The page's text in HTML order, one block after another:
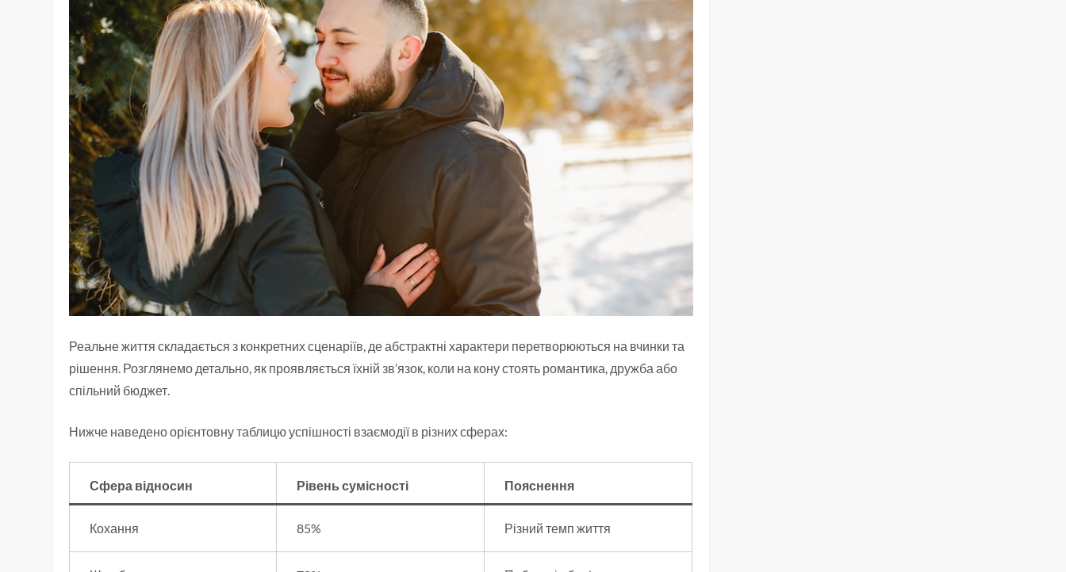
Реальне життя складається з конкретних сценаріїв, де абстрактні характери перетворюються на вчинки та
рішення. Розглянемо детально, як проявляється їхній зв’язок, коли на кону стоять романтика, дружба або
спільний бюджет.
Нижче наведено орієнтовну таблицю успішності взаємодії в різних сферах:
Сфера відносин Рівень сумісності Пояснення
Кохання 85% Різний темп життя